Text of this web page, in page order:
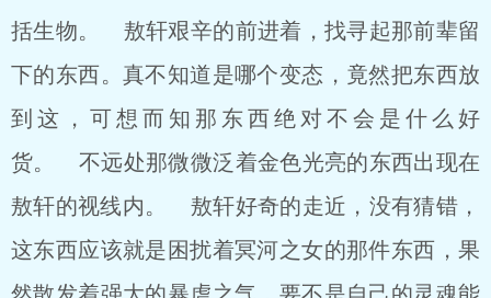
括生物。 敖轩艰辛的前进着，找寻起那前辈留
下的东西。真不知道是哪个变态，竟然把东西放
到这，可想而知那东西绝对不会是什么好
货。 不远处那微微泛着金色光亮的东西出现在
敖轩的视线内。 敖轩好奇的走近，没有猜错，
这东西应该就是困扰着冥河之女的那件东西，果